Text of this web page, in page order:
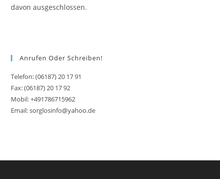
davon ausgeschlossen.
Anrufen Oder Schreiben!
Telefon: (06187) 20 17 91
Fax: (06187) 20 17 92
Mobil: +491786715962
Email: sorglosinfo@yahoo.de